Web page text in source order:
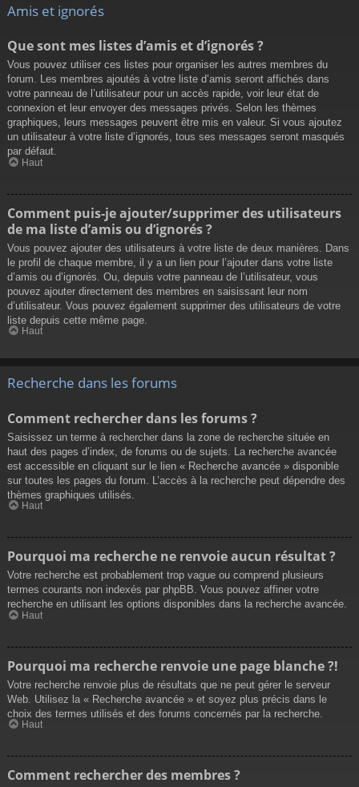
Amis et ignorés
Que sont mes listes d’amis et d’ignorés ?
Vous pouvez utiliser ces listes pour organiser les autres membres du
forum. Les membres ajoutés à votre liste d’amis seront affichés dans
votre panneau de l’utilisateur pour un accès rapide, voir leur état de
connexion et leur envoyer des messages privés. Selon les thèmes
graphiques, leurs messages peuvent être mis en valeur. Si vous ajoutez
un utilisateur à votre liste d’ignorés, tous ses messages seront masqués
par défaut.
Haut
Comment puis-je ajouter/supprimer des utilisateurs
de ma liste d’amis ou d’ignorés ?
Vous pouvez ajouter des utilisateurs à votre liste de deux manières. Dans
le profil de chaque membre, il y a un lien pour l’ajouter dans votre liste
d’amis ou d’ignorés. Ou, depuis votre panneau de l’utilisateur, vous
pouvez ajouter directement des membres en saisissant leur nom
d’utilisateur. Vous pouvez également supprimer des utilisateurs de votre
liste depuis cette même page.
Haut
Recherche dans les forums
Comment rechercher dans les forums ?
Saisissez un terme à rechercher dans la zone de recherche située en
haut des pages d’index, de forums ou de sujets. La recherche avancée
est accessible en cliquant sur le lien « Recherche avancée » disponible
sur toutes les pages du forum. L’accès à la recherche peut dépendre des
thèmes graphiques utilisés.
Haut
Pourquoi ma recherche ne renvoie aucun résultat ?
Votre recherche est probablement trop vague ou comprend plusieurs
termes courants non indexés par phpBB. Vous pouvez affiner votre
recherche en utilisant les options disponibles dans la recherche avancée.
Haut
Pourquoi ma recherche renvoie une page blanche ?!
Votre recherche renvoie plus de résultats que ne peut gérer le serveur
Web. Utilisez la « Recherche avancée » et soyez plus précis dans le
choix des termes utilisés et des forums concernés par la recherche.
Haut
Comment rechercher des membres ?